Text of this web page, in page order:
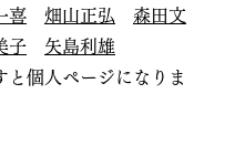
喜 畑山正弘
森田文
子
矢島利雄
と個人ページになりま